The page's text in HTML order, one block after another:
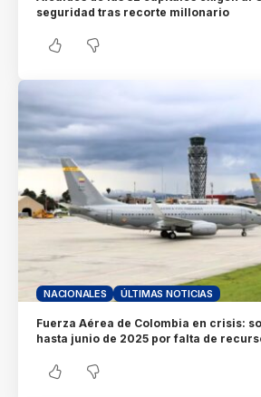
seguridad tras recorte millonario
NACIONALES ÚLTIMAS NOTICIAS
Fuerza Aérea de Colombia en crisis:
hasta junio de 2025 por falta de